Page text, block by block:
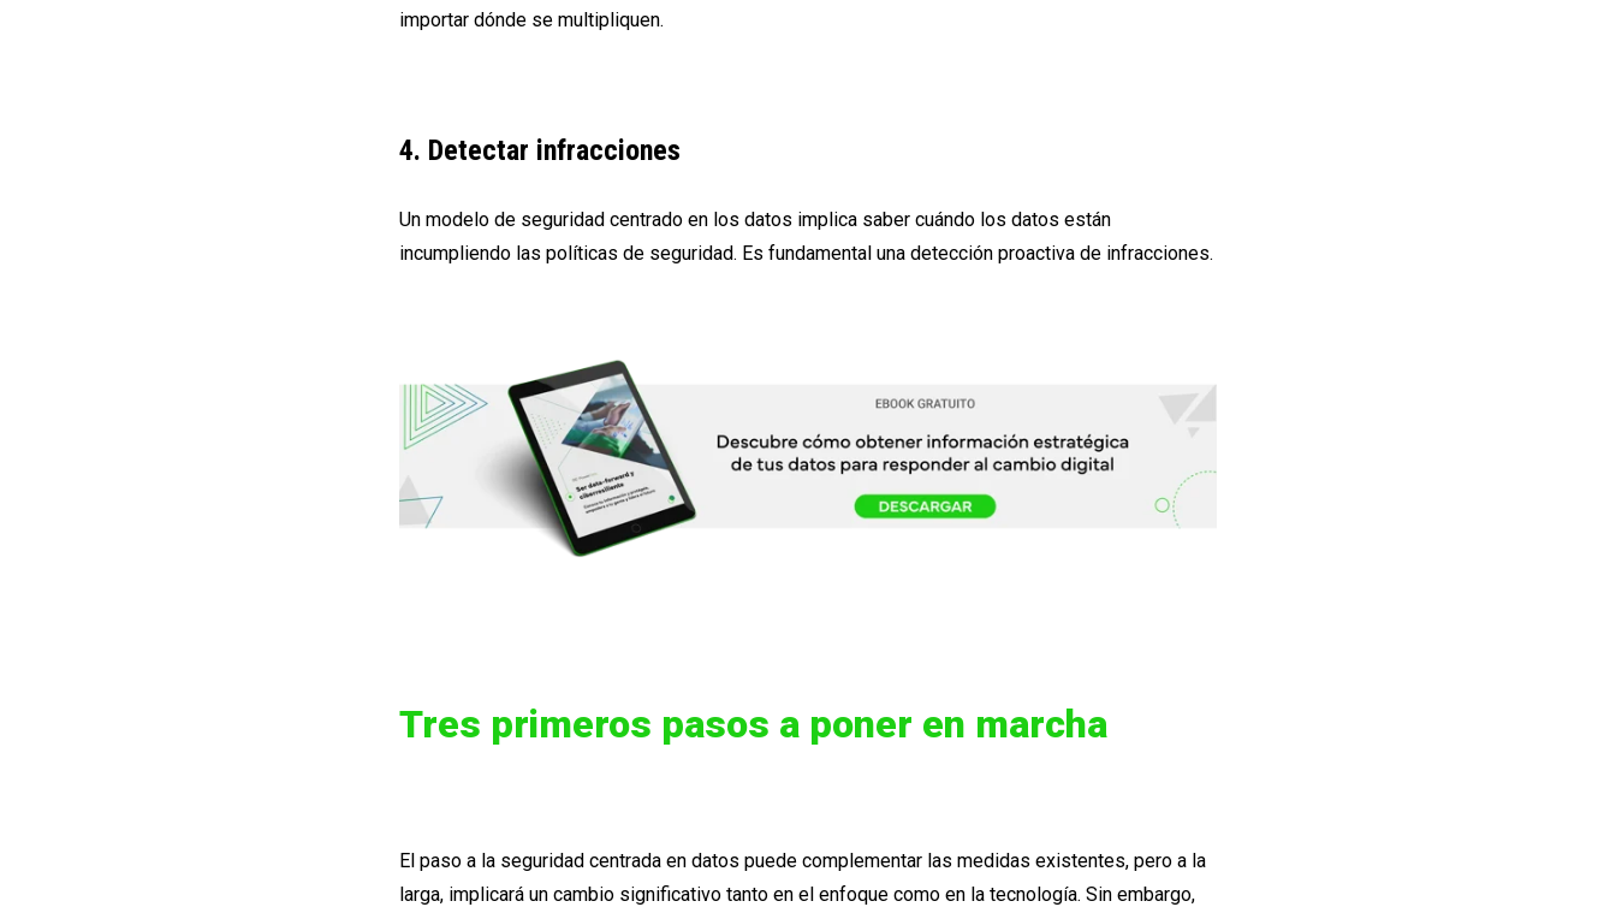
importar dónde se multipliquen.
4. Detectar infracciones
Un modelo de seguridad centrado en los datos implica saber cuándo los datos están
incumpliendo las políticas de seguridad. Es fundamental una detección proactiva de infracciones.
Tres primeros pasos a poner en marcha
El paso a la seguridad centrada en datos puede complementar las medidas existentes, pero a la
larga, implicará un cambio significativo tanto en el enfoque como en la tecnología. Sin embargo,